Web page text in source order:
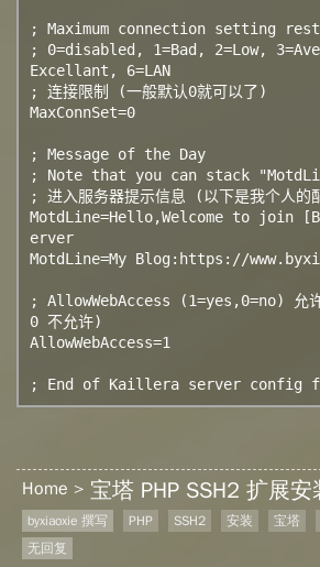
; Maximum connection setting
; 0=disabled, 1=Bad, 2=Low,
Excellant, 6=LAN
; 连接限制 (一般默认0就可以了)
MaxConnSet=0
; Message of the Day
; Note that you can stack
; 进入服务器提示信息 (以下是我个人的
MotdLine=Hello,Welcome to join
erver
MotdLine=My Blog:https://
; AllowWebAccess (1=yes,0=no) 允
0 不允许)
AllowWebAccess=1
; End of Kaillera server config
Home 宝塔 PHP SSH2 扩展安
byxiaoxie 撰写 PHP SSH2 安装 宝塔
无回复